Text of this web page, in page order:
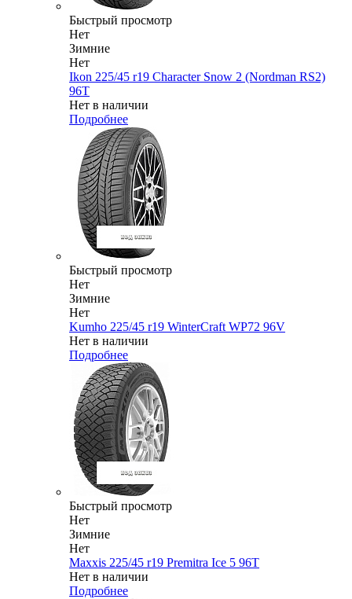
Быстрый просмотр
Нет
Зимние
Нет
Ikon 225/45 r19 Character Snow 2 (Nordman RS2)
96T
Нет в наличии
Подробнее
Быстрый просмотр
Нет
Зимние
Нет
Kumho 225/45 r19 WinterCraft WP72 96V
Нет в наличии
Подробнее
Быстрый просмотр
Нет
Зимние
Нет
Maxxis 225/45 r19 Premitra Ice 5 96T
Нет в наличии
Подробнее